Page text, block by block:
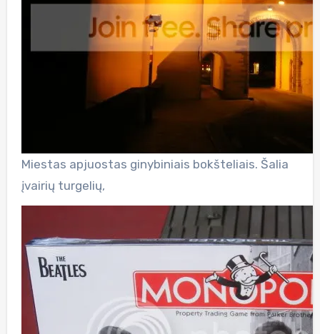
Miestas apjuostas ginybiniais bokšteliais. Šalia
įvairių turgelių,